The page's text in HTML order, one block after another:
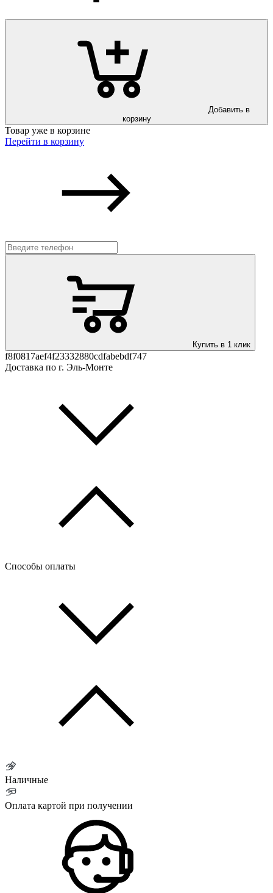
корзину
Товар уже в корзине
Перейти в корзину
Купить в 1 клик
f8f0817aef4f23332880cdfabebdf747
Доставка по г. Эль-Монте
Способы оплаты
Наличные
Оплата картой при получении